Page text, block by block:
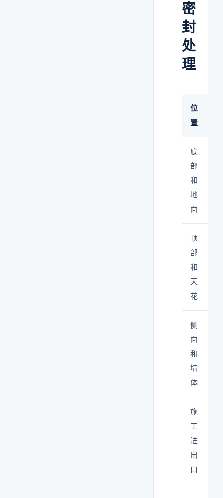
密
封
处
理
位
置
底
部
和
地
面
顶
部
和
天
花
侧
面
和
墙
体
施
工
进
出
口